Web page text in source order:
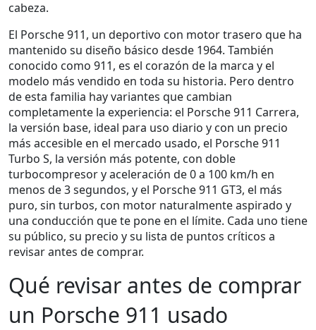
cabeza.
El Porsche 911, un deportivo con motor trasero que ha
mantenido su diseño básico desde 1964. También
conocido como 911, es el corazón de la marca y el
modelo más vendido en toda su historia. Pero dentro
de esta familia hay variantes que cambian
completamente la experiencia: el Porsche 911 Carrera,
la versión base, ideal para uso diario y con un precio
más accesible en el mercado usado, el Porsche 911
Turbo S, la versión más potente, con doble
turbocompresor y aceleración de 0 a 100 km/h en
menos de 3 segundos, y el Porsche 911 GT3, el más
puro, sin turbos, con motor naturalmente aspirado y
una conducción que te pone en el límite. Cada uno tiene
su público, su precio y su lista de puntos críticos a
revisar antes de comprar.
Qué revisar antes de comprar
un Porsche 911 usado